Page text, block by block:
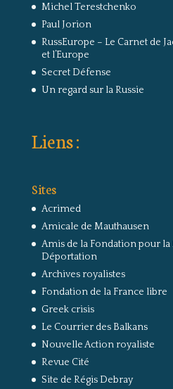
Michel Terestchenko
Paul Jorion
RussEurope – Le Carnet de
et l’Europe
Secret Défense
Un regard sur la Russie
Liens :
Sites
Acrimed
Amicale de Mauthausen
Amis de la Fondation pour
Déportation
Archives royalistes
Fondation de la France libre
Greek crisis
Le Courrier des Balkans
Nouvelle Action royaliste
Revue Cité
Site de Régis Debray